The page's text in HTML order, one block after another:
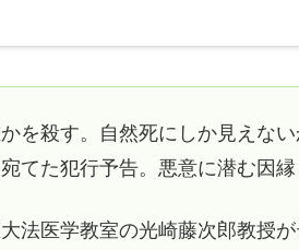
を殺す。自然死にしか見えな
てた犯行予告。悪意に潜む因
法医学教室の光崎藤次郎教授